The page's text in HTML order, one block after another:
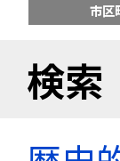
市区
検索